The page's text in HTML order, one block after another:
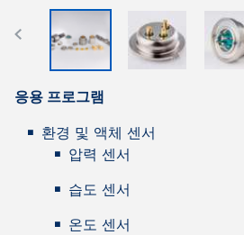
응용 프로그램
환경 및 액체 센서
압력 센서
습도 센서
온도 센서